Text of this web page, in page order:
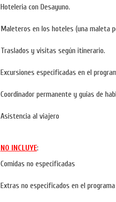
Hoteleria con Desayuno.
Maleteros en los hoteles (una maleta
Traslados y visitas según itinerario.
Excursiones especificadas en el
Coordinador permanente y guías de
Asistencia al viajero
NO INCLUYE:
Comidas no especificadas
Extras no especificados en el programa